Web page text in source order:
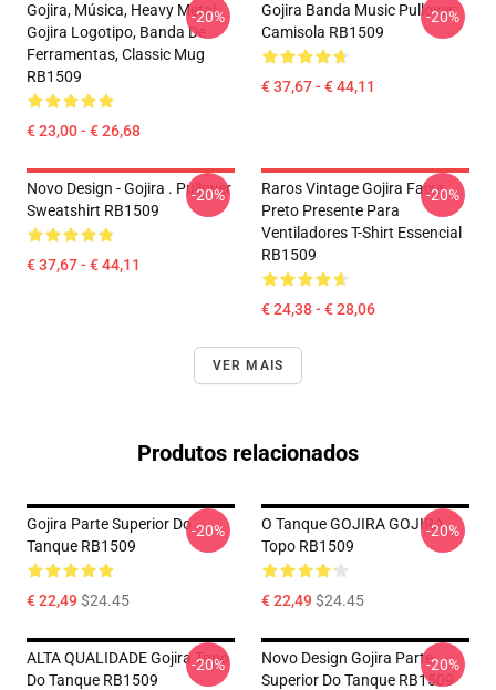
Gojira, Música, Heavy Metal,
Gojira Logotipo, Banda De
Ferramentas, Classic Mug
RB1509
€ 23,00 - € 26,68
-20%
Gojira Banda Music Pullover
Camisola RB1509
€ 37,67 - € 44,11
-20%
Novo Design - Gojira . Pullover
Sweatshirt RB1509
€ 37,67 - € 44,11
-20%
Raros Vintage Gojira Faixa
Preto Presente Para
Ventiladores T-Shirt Essencial
RB1509
€ 24,38 - € 28,06
-20%
VER MAIS
Produtos relacionados
Gojira Parte Superior Do
Tanque RB1509
€ 22,49$24.45
-20%
O Tanque GOJIRA GOJIRA
Topo RB1509
€ 22,49$24.45
-20%
ALTA QUALIDADE Gojira Topo
Do Tanque RB1509
-20%
Novo Design Gojira Parte
Superior Do Tanque RB1509
-20%